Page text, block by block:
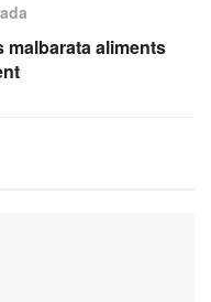
malbarata aliments